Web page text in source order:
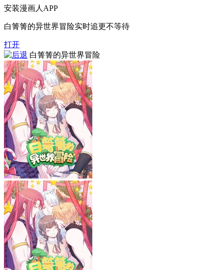
安装漫画人APP
白箐箐的异世界冒险实时追更不等待
打开
白箐箐的异世界冒险